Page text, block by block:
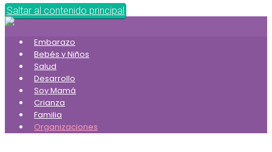
Saltar al contenido principal
Embarazo
Bebés y Niños
Salud
Desarrollo
Soy Mamá
Crianza
Familia
Organizaciones